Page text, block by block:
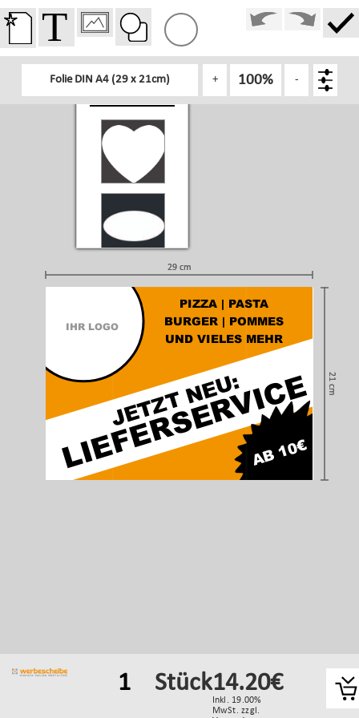
Folie DIN A4 (29 x 21cm) + 100% -
1 Stück14.20€
Inkl. 19.00%
MwSt. zzgl.